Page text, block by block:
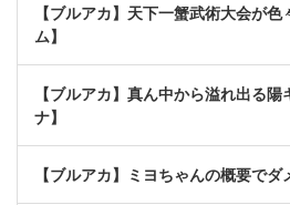
【ブルアカ】天下一蟹武術大会が
ム】
【ブルアカ】真ん中から溢れ出る
ナ】
【ブルアカ】ミヨちゃんの概要でダ